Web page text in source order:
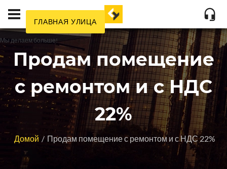
ГЛАВНАЯ УЛИЦА
Мы делаем больше!
Продам помещение
с ремонтом и с НДС
22%
Домой Продам помещение с ремонтом и с НДС 22%